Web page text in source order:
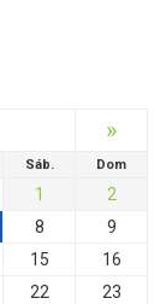
»
Sáb. Dom
1
2
8
9
15
16
22
23